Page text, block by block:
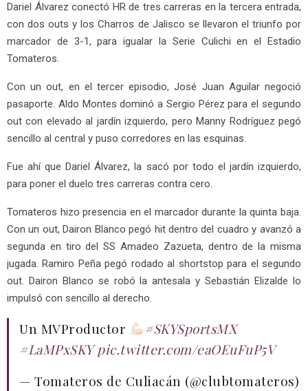
Dariel Álvarez conectó HR de tres carreras en la tercera entrada,
con dos outs y los Charros de Jalisco se llevaron el triunfo por
marcador de 3-1, para igualar la Serie Culichi en el Estadio
Tomateros.
Con un out, en el tercer episodio, José Juan Aguilar negoció
pasaporte. Aldo Montes dominó a Sergio Pérez para el segundo
out con elevado al jardín izquierdo, pero Manny Rodríguez pegó
sencillo al central y puso corredores en las esquinas.
Fue ahí que Dariel Álvarez, la sacó por todo el jardín izquierdo,
para poner el duelo tres carreras contra cero.
Tomateros hizo presencia en el marcador durante la quinta baja.
Con un out, Dairon Blanco pegó hit dentro del cuadro y avanzó a
segunda en tiro del SS Amadeo Zazueta, dentro de la misma
jugada. Ramiro Peña pegó rodado al shortstop para el segundo
out. Dairon Blanco se robó la antesala y Sebastián Elizalde lo
impulsó con sencillo al derecho.
Un MVProductor
#SKYSportsMX
#LaMPxSKY pic.twitter.com/eaOEuFuP5V
— Tomateros de Culiacán (@clubtomateros)